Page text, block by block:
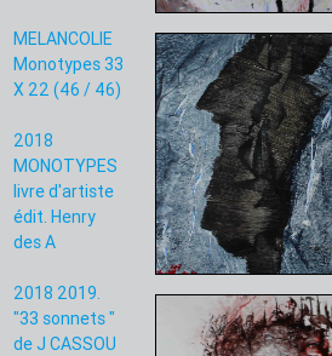
MELANCOLIE
Monotypes 33
X 22 (46 / 46)
2018
MONOTYPES
livre d'artiste
édit. Henry
des A
2018 2019.
"33 sonnets "
de J CASSOU